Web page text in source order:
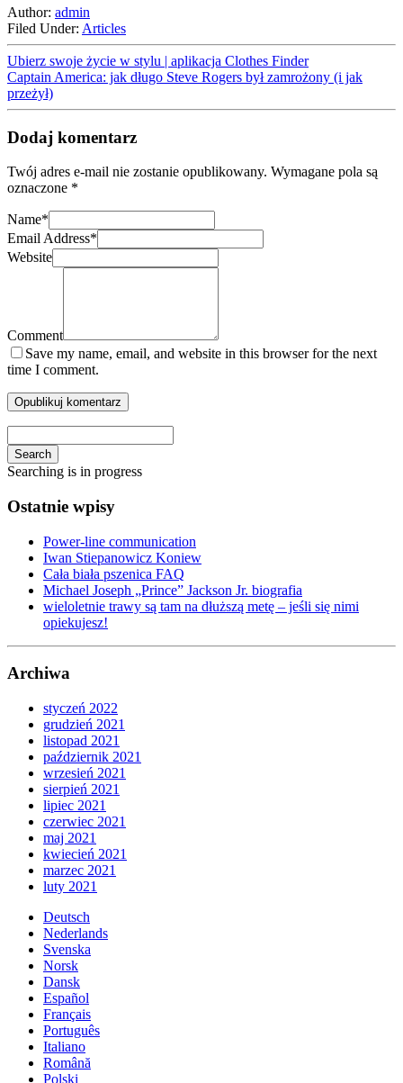
Author: admin
Filed Under: Articles
Ubierz swoje życie w stylu | aplikacja Clothes Finder
Captain America: jak długo Steve Rogers był zamrożony (i jak
przeżył)
Dodaj komentarz
Twój adres e-mail nie zostanie opublikowany. Wymagane pola są
oznaczone *
Name*
Email Address*
Website
Comment
Save my name, email, and website in this browser for the next
time I comment.
Search
Searching is in progress
Ostatnie wpisy
Power-line communication
Iwan Stiepanowicz Koniew
Cała biała pszenica FAQ
Michael Joseph „Prince” Jackson Jr. biografia
wieloletnie trawy są tam na dłuższą metę – jeśli się nimi
opiekujesz!
Archiwa
styczeń 2022
grudzień 2021
listopad 2021
październik 2021
wrzesień 2021
sierpień 2021
lipiec 2021
czerwiec 2021
maj 2021
kwiecień 2021
marzec 2021
luty 2021
Deutsch
Nederlands
Svenska
Norsk
Dansk
Español
Français
Português
Italiano
Română
Polski